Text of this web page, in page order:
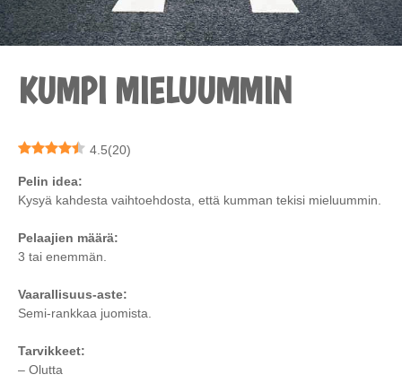
KUMPI MIELUUMMIN
4.5(20)
Pelin idea:
Kysyä kahdesta vaihtoehdosta, että kumman tekisi mieluummin.
Pelaajien määrä:
3 tai enemmän.
Vaarallisuus-aste:
Semi-rankkaa juomista.
Tarvikkeet:
– Olutta